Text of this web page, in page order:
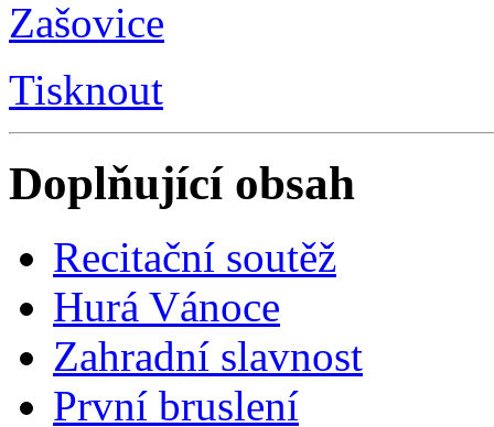
Tisknout
Doplňující obsah
Recitační soutěž
Hurá Vánoce
Zahradní slavnost
První bruslení